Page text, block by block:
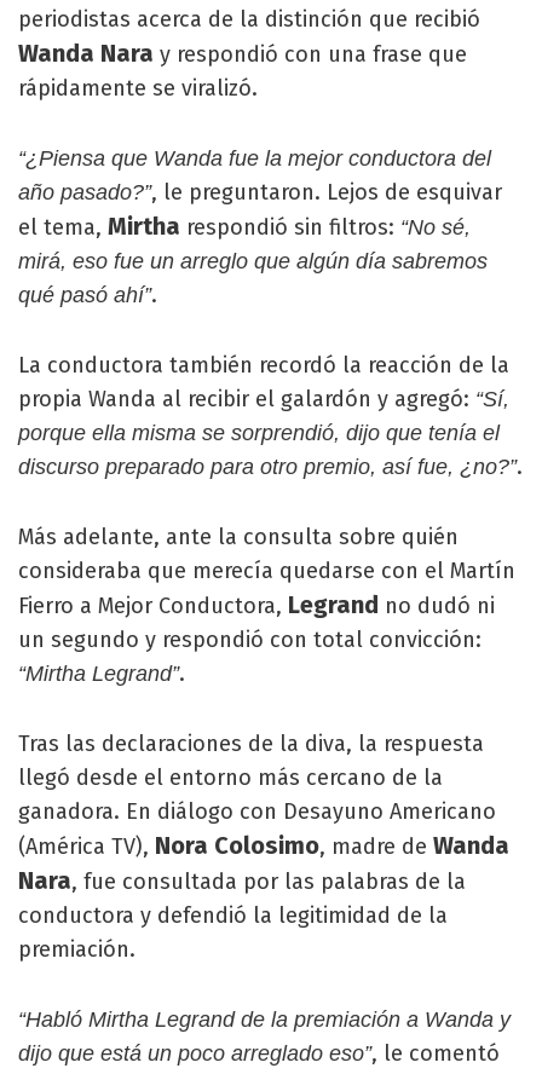
periodistas acerca de la distinción que recibió
Wanda Nara y respondió con una frase que
rápidamente se viralizó.
“¿Piensa que Wanda fue la mejor conductora del
año pasado?”, le preguntaron. Lejos de esquivar
el tema, Mirtha respondió sin filtros: “No sé,
mirá, eso fue un arreglo que algún día sabremos
qué pasó ahí”.
La conductora también recordó la reacción de la
propia Wanda al recibir el galardón y agregó: “Sí,
porque ella misma se sorprendió, dijo que tenía el
discurso preparado para otro premio, así fue, ¿no?”.
Más adelante, ante la consulta sobre quién
consideraba que merecía quedarse con el Martín
Fierro a Mejor Conductora, Legrand no dudó ni
un segundo y respondió con total convicción:
“Mirtha Legrand”.
Tras las declaraciones de la diva, la respuesta
llegó desde el entorno más cercano de la
ganadora. En diálogo con Desayuno Americano
(América TV), Nora Colosimo, madre de Wanda
Nara, fue consultada por las palabras de la
conductora y defendió la legitimidad de la
premiación.
“Habló Mirtha Legrand de la premiación a Wanda y
dijo que está un poco arreglado eso”, le comentó